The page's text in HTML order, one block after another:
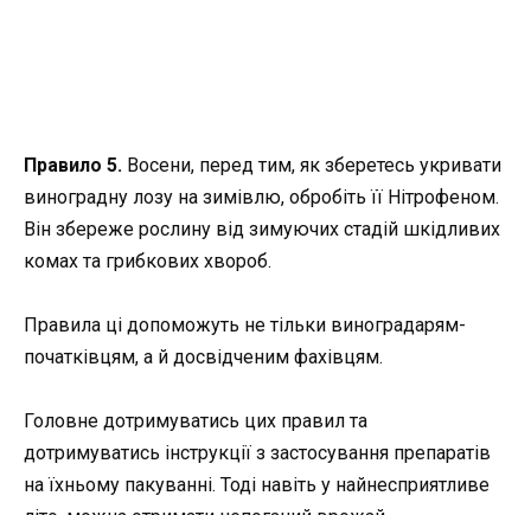
Правило 5. Восени, перед тим, як зберетесь укривати
виноградну лозу на зимівлю, обробіть її Нітрофеном.
Він збереже рослину від зимуючих стадій шкідливих
комах та грибкових хвороб.
Правила ці допоможуть не тільки виноградарям-
початківцям, а й досвідченим фахівцям.
Головне дотримуватись цих правил та
дотримуватись інструкції з застосування препаратів
на їхньому пакуванні. Тоді навіть у найнесприятливе